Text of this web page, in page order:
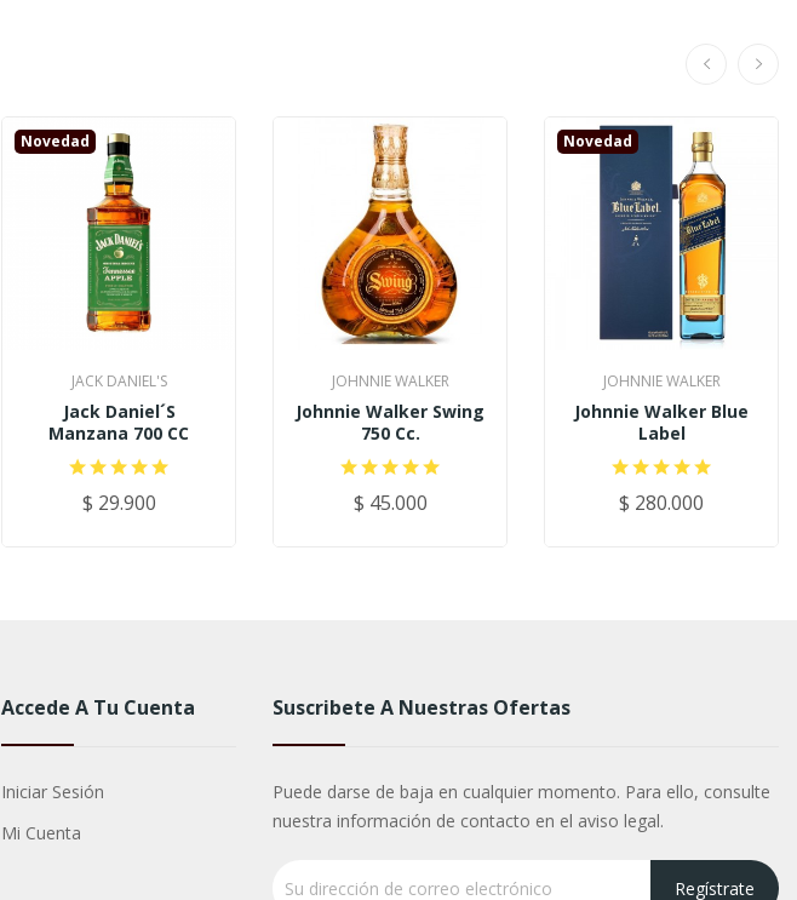
Novedad
JACK DANIEL'S
Jack Daniel´s
Manzana 700 CC
$ 29.900
JOHNNIE WALKER
Johnnie Walker Swing
750 Cc.
$ 45.000
Novedad
JOHNNIE WALKER
Johnnie Walker Blue
Label
$ 280.000
Accede A Tu Cuenta
Iniciar Sesión
Mi Cuenta
Suscribete A Nuestras Ofertas
Puede darse de baja en cualquier momento. Para ello, consulte
nuestra información de contacto en el aviso legal.